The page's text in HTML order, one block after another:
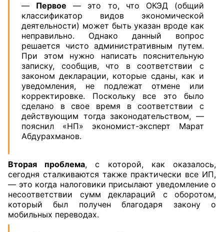
— Первое — это то, что ОКЭД (общий
классификатор видов экономической
деятельности) может быть указан вроде как
неправильно. Однако данный вопрос
решается чисто административным путем.
При этом нужно написать пояснительную
записку, сообщив, что в соответствии с
законом декларации, которые сданы, как и
уведомления, не подлежат отмене или
корректировке. Поскольку все это было
сделано в свое время в соответствии с
действующим тогда законодательством, —
пояснил «НП» экономист-эксперт Марат
Абдурахманов.
Вторая проблема, с которой, как оказалось,
сегодня сталкиваются также практически все ИП,
— это когда налоговики присылают уведомление о
несоответствии сумм деклараций с оборотом,
который был получен благодаря закону о
мобильных переводах.